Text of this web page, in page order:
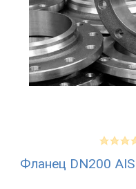
Фланец DN200